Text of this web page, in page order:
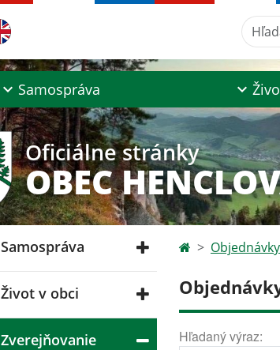
Samospráva
Oficiálne stránky
OBEC
Samospráva
Život v obci
Zverejňovanie
Objednávky
Hľadaný výraz: